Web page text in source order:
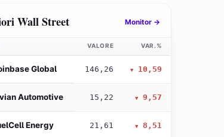
Wall Street Monitor →
VALORE VAR.%
Global 146,26 ▼10,59
Automotive 15,22 ▼9,57
Energy 21,61 ▼8,51